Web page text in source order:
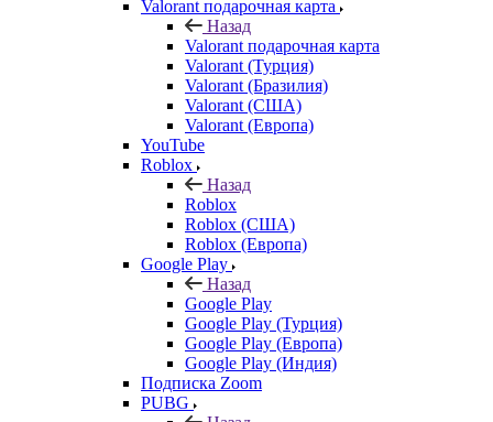
Valorant подарочная карта
Назад
Valorant подарочная карта
Valorant (Турция)
Valorant (Бразилия)
Valorant (США)
Valorant (Европа)
YouTube
Roblox
Назад
Roblox
Roblox (США)
Roblox (Европа)
Google Play
Назад
Google Play
Google Play (Турция)
Google Play (Европа)
Google Play (Индия)
Подписка Zoom
PUBG